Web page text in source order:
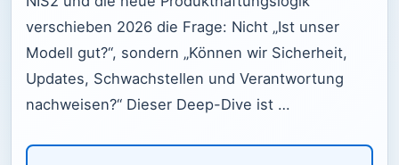
verschieben 2026 die Frage: Nicht „Ist unser
Modell gut?“, sondern „Können wir Sicherheit,
Updates, Schwachstellen und Verantwortung
nachweisen?“ Dieser Deep-Dive ist …